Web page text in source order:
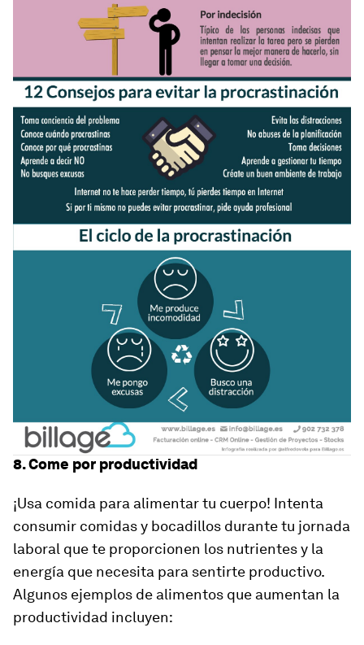
8. Come por productividad
¡Usa comida para alimentar tu cuerpo! Intenta
consumir comidas y bocadillos durante tu jornada
laboral que te proporcionen los nutrientes y la
energía que necesita para sentirte productivo.
Algunos ejemplos de alimentos que aumentan la
productividad incluyen: